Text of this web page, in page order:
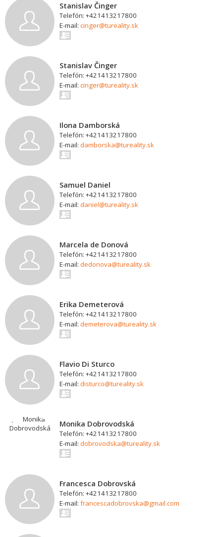
Stanislav Činger
Telefón: +421413217800
E-mail: cinger@tureality.sk
Stanislav Činger
Telefón: +421413217800
E-mail: cinger@tureality.sk
Ilona Damborská
Telefón: +421413217800
E-mail: damborska@tureality.sk
Samuel Daniel
Telefón: +421413217800
E-mail: daniel@tureality.sk
Marcela de Donová
Telefón: +421413217800
E-mail: dedonova@tureality.sk
Erika Demeterová
Telefón: +421413217800
E-mail: demeterova@tureality.sk
Flavio Di Sturco
Telefón: +421413217800
E-mail: disturco@tureality.sk
Monika Dobrovodská
Telefón: +421413217800
E-mail: dobrovodska@tureality.sk
Francesca Dobrovská
Telefón: +421413217800
E-mail: francescadobrovska@gmail.com